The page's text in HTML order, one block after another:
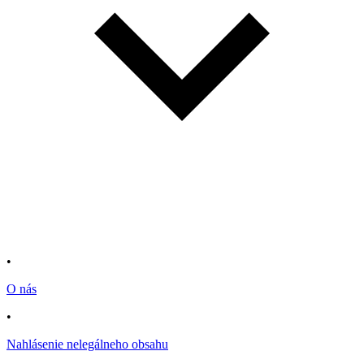
•
O nás
•
Nahlásenie nelegálneho obsahu